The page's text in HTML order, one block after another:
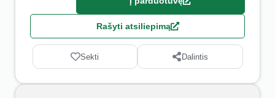
Rašyti atsiliepimą
Sekti Dalintis